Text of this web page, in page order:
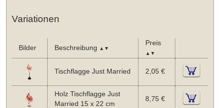
Variationen
Bilder Beschreibung ▲▼
Preis
▲▼
Tischflagge Just Married 2,05 €
Holz Tischflagge Just
Married 15 x 22 cm
8,75 €